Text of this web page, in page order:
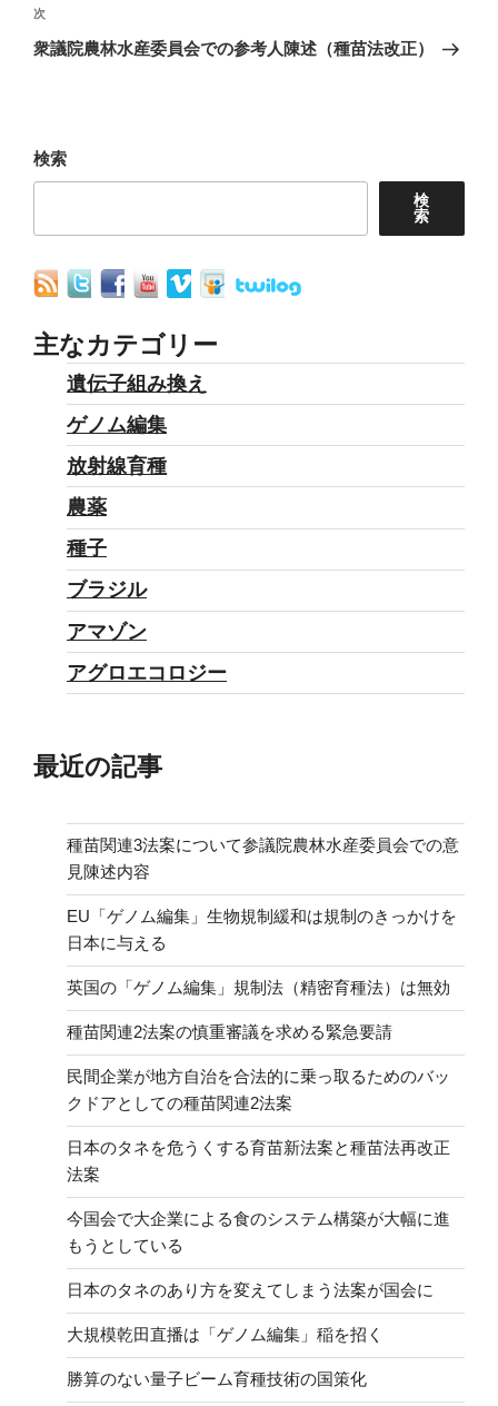
ビ
ゲ
ョ
稿
次
の
次
衆議院農林水産委員会での参考人陳述（種苗法改正）
検索
検
索
主なカテゴリー
遺伝子組み換え
ゲノム編集
放射線育種
農薬
種子
ブラジル
アマゾン
アグロエコロジー
最近の記事
種苗関連3法案について参議院農林水産委員会での意
見陳述内容
EU「ゲノム編集」生物規制緩和は規制のきっかけを
日本に与える
英国の「ゲノム編集」規制法（精密育種法）は無効
種苗関連2法案の慎重審議を求める緊急要請
民間企業が地方自治を合法的に乗っ取るためのバッ
クドアとしての種苗関連2法案
日本のタネを危うくする育苗新法案と種苗法再改正
法案
今国会で大企業による食のシステム構築が大幅に進
もうとしている
日本のタネのあり方を変えてしまう法案が国会に
大規模乾田直播は「ゲノム編集」稲を招く
勝算のない量子ビーム育種技術の国策化